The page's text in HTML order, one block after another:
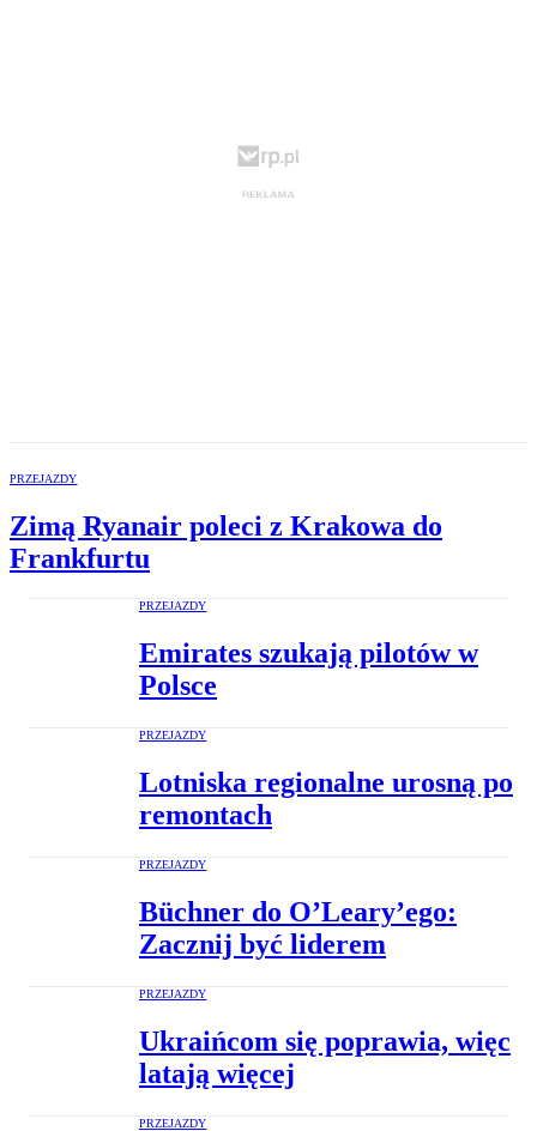
PRZEJAZDY
Zimą Ryanair poleci z Krakowa do
Frankfurtu
PRZEJAZDY
Emirates szukają pilotów w
Polsce
PRZEJAZDY
Lotniska regionalne urosną po
remontach
PRZEJAZDY
Büchner do O’Leary’ego:
Zacznij być liderem
PRZEJAZDY
Ukraińcom się poprawia, więc
latają więcej
PRZEJAZDY